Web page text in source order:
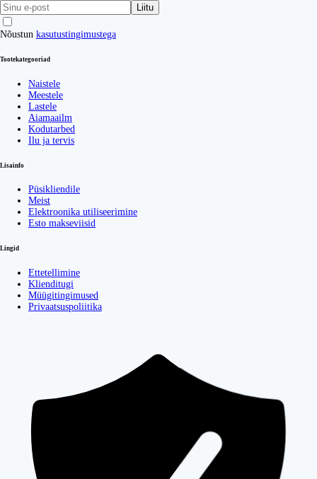
Liitu
Nõustun kasutustingimustega
Tootekategooriad
Naistele
Meestele
Lastele
Aiamaailm
Kodutarbed
Ilu ja tervis
Lisainfo
Püsikliendile
Meist
Elektroonika utiliseerimine
Esto makseviisid
Lingid
Ettetellimine
Klienditugi
Müügitingimused
Privaatsuspoliitika